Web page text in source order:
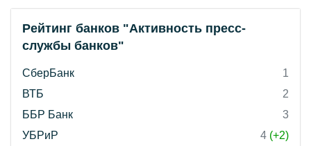
Рейтинг банков "Активность пресс-
службы банков"
СберБанк
1
ВТБ
2
ББР Банк
3
УБРиР
4 (+2)